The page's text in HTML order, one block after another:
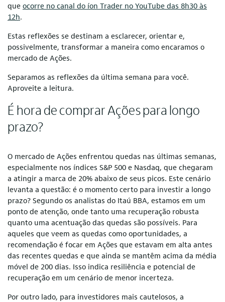
que ocorre no canal do íon Trader no YouTube das 8h30 às
12h.
Estas reflexões se destinam a esclarecer, orientar e,
possivelmente, transformar a maneira como encaramos o
mercado de Ações.
Separamos as reflexões da última semana para você.
Aproveite a leitura.
É hora de comprar Ações para longo
prazo?
O mercado de Ações enfrentou quedas nas últimas semanas,
especialmente nos índices S&P 500 e Nasdaq, que chegaram
a atingir a marca de 20% abaixo de seus picos. Este cenário
levanta a questão: é o momento certo para investir a longo
prazo? Segundo os analistas do Itaú BBA, estamos em um
ponto de atenção, onde tanto uma recuperação robusta
quanto uma acentuação das quedas são possíveis. Para
aqueles que veem as quedas como oportunidades, a
recomendação é focar em Ações que estavam em alta antes
das recentes quedas e que ainda se mantêm acima da média
móvel de 200 dias. Isso indica resiliência e potencial de
recuperação em um cenário de menor incerteza.
Por outro lado, para investidores mais cautelosos, a